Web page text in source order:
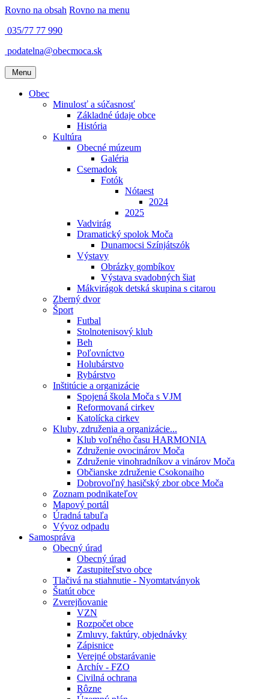
Rovno na obsah Rovno na menu
035/77 77 990
podatelna@obecmoca.sk
Menu
Obec
Minulosť a súčasnosť
Základné údaje obce
História
Kultúra
Obecné múzeum
Galéria
Csemadok
Fotók
Nótaest
2024
2025
Vadvirág
Dramatický spolok Moča
Dunamocsi Színjátszók
Výstavy
Obrázky gombíkov
Výstava svadobných šiat
Mákvirágok detská skupina s citarou
Zberný dvor
Šport
Futbal
Stolnotenisový klub
Beh
Poľovníctvo
Holubárstvo
Rybárstvo
Inštitúcie a organizácie
Spojená škola Moča s VJM
Reformovaná cirkev
Katolícka cirkev
Kluby, združenia a organizácie...
Klub voľného času HARMONIA
Združenie ovocinárov Moča
Združenie vinohradníkov a vinárov Moča
Občianske združenie Csokonaiho
Dobrovoľný hasičský zbor obce Moča
Zoznam podnikateľov
Mapový portál
Úradná tabuľa
Vývoz odpadu
Samospráva
Obecný úrad
Obecný úrad
Zastupiteľstvo obce
Tlačivá na stiahnutie - Nyomtatványok
Štatút obce
Zverejňovanie
VZN
Rozpočet obce
Zmluvy, faktúry, objednávky
Zápisnice
Verejné obstarávanie
Archív - FZO
Civilná ochrana
Rôzne